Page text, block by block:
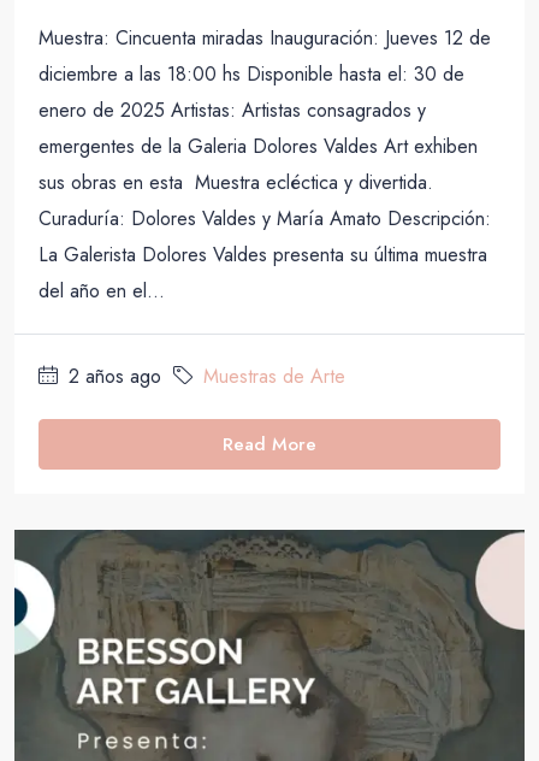
Muestra: Cincuenta miradas Inauguración: Jueves 12 de
diciembre a las 18:00 hs Disponible hasta el: 30 de
enero de 2025 Artistas: Artistas consagrados y
emergentes de la Galeria Dolores Valdes Art exhiben
sus obras en esta Muestra ecléctica y divertida.
Curaduría: Dolores Valdes y María Amato Descripción:
La Galerista Dolores Valdes presenta su última muestra
del año en el...
2 años ago Muestras de Arte
Read More